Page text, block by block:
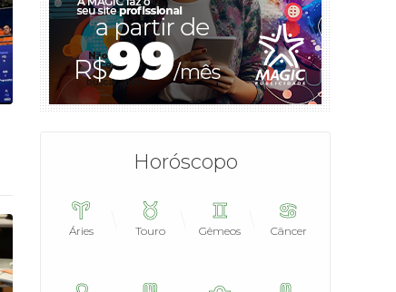
Horóscopo
Áries Touro Gêmeos Câncer